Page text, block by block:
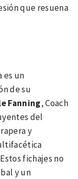
que resuena
es un
de su
Fanning, Coach
del
y
fichajes no
y un